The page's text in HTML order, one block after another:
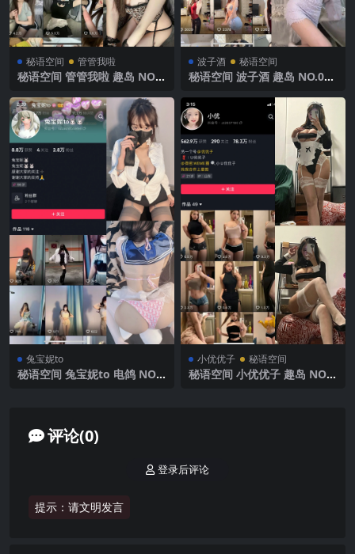
秘语空间 管管我啦
秘语空间 管管我啦 趣岛 NO.0
版
波子酒 秘语空间
秘语空间 波子酒 趣岛 NO.003
整版
兔宝妮to
秘语空间 兔宝妮to 电鸽 NO.0
小优优子 秘语空间
秘语空间 小优优子 趣岛 NO.0
评论(0)
提示：请文明发言
登录后评论